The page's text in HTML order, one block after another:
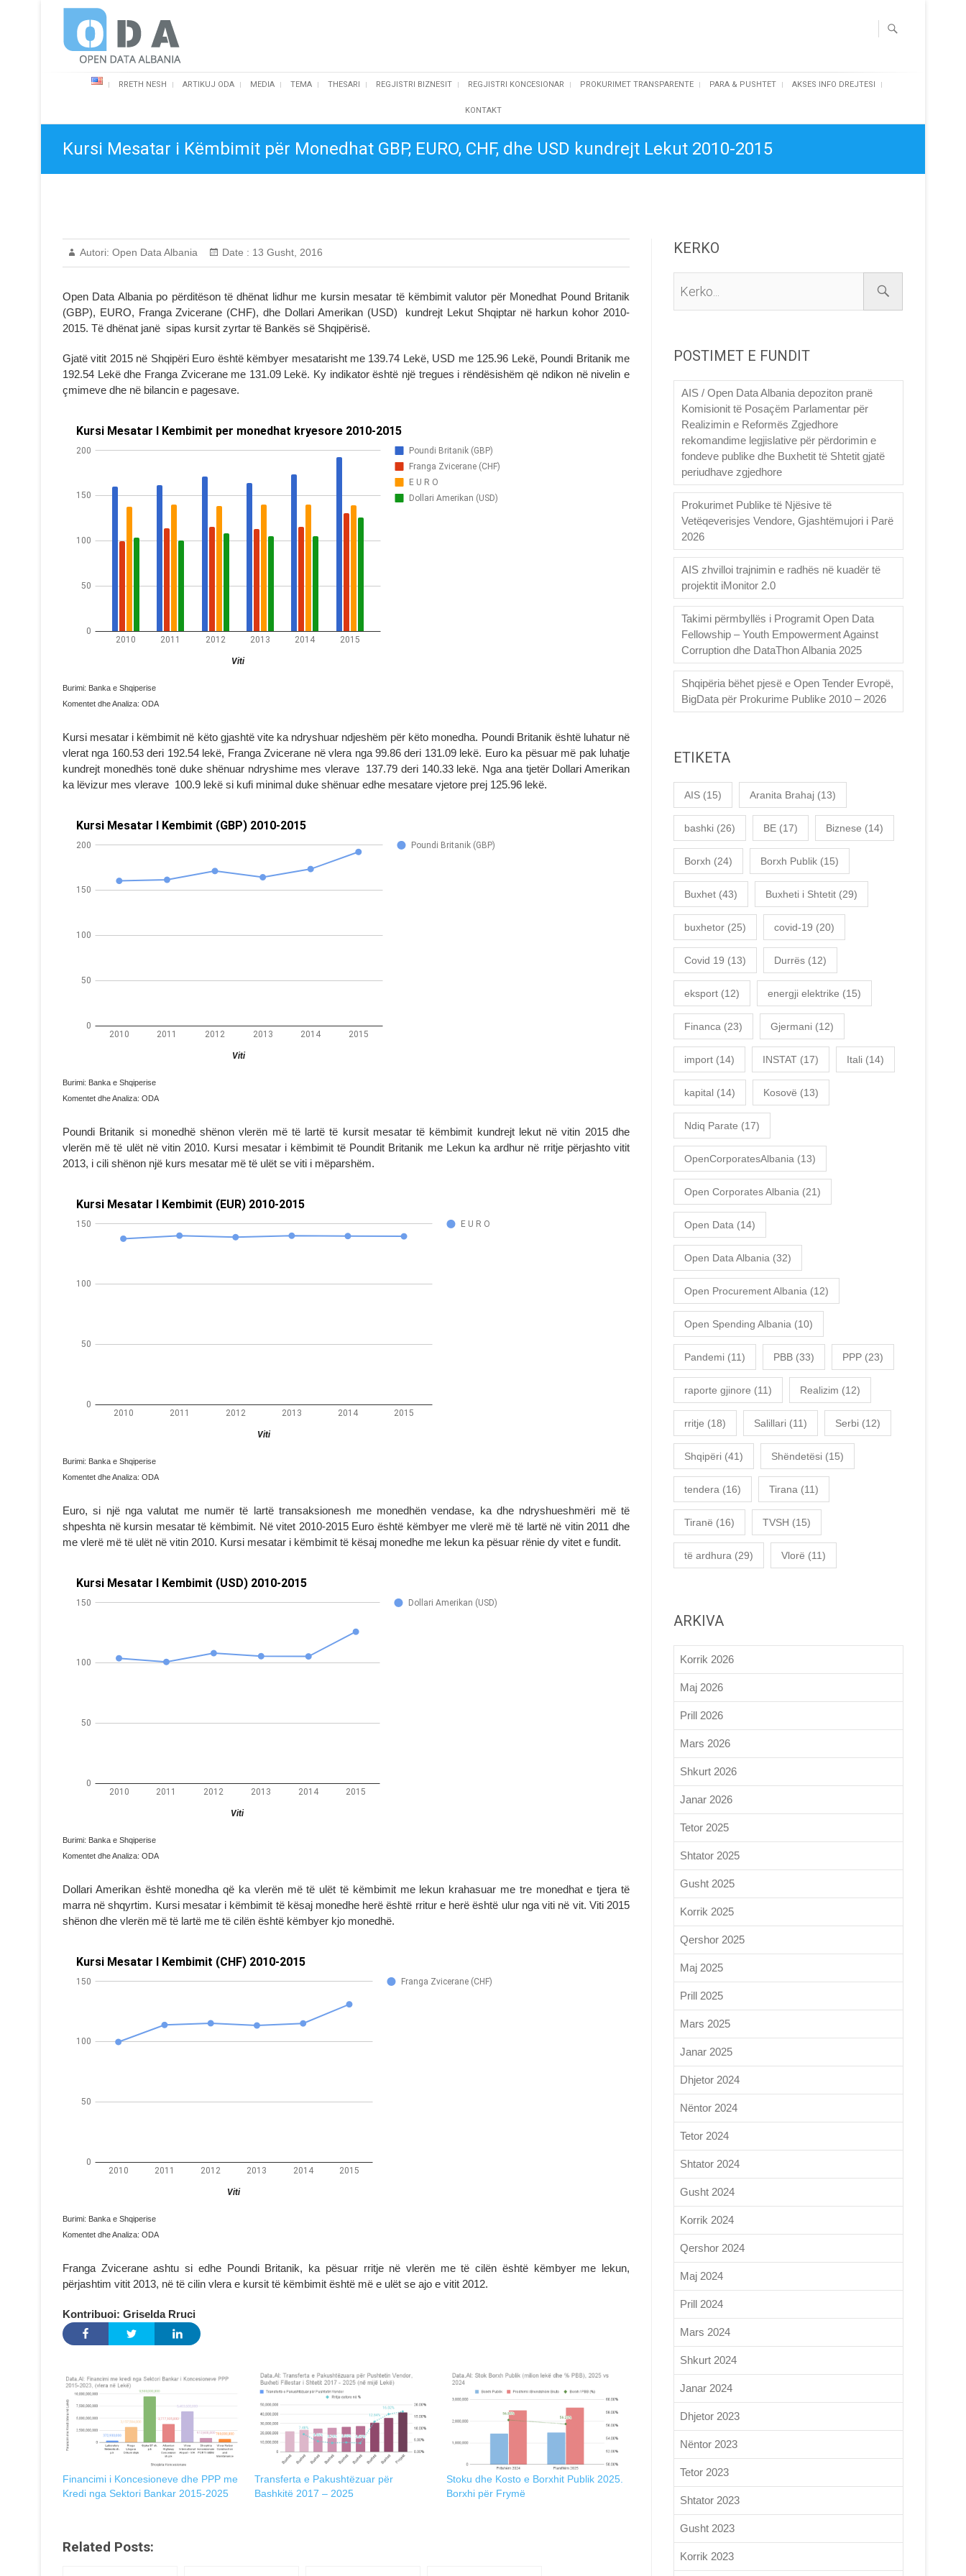
Open Data Albania
RRETH NESH ARTIKUJ ODA MEDIA TEMA THESARI REGJISTRI BIZNESIT REGJISTRI KONCESIONAR PROKURIMET TRANSPARENTE PARA & PUSHTET AKSES INFO DREJTESI
KONTAKT
Kursi Mesatar i Këmbimit për Monedhat GBP, EURO, CHF, dhe USD kundrejt Lekut 2010-2015
Autori: Open Data Albania Date : 13 Gusht, 2016
Open Data Albania po përditëson të dhënat lidhur me kursin mesatar të këmbimit valutor për Monedhat Pound Britanik
(GBP), EURO, Franga Zvicerane (CHF), dhe Dollari Amerikan (USD) kundrejt Lekut Shqiptar në harkun kohor 2010-
2015. Të dhënat janë sipas kursit zyrtar të Bankës së Shqipërisë.
Gjatë vitit 2015 në Shqipëri Euro është këmbyer mesatarisht me 139.74 Lekë, USD me 125.96 Lekë, Poundi Britanik me
192.54 Lekë dhe Franga Zvicerane me 131.09 Lekë. Ky indikator është një tregues i rëndësishëm që ndikon në nivelin e
çmimeve dhe në bilancin e pagesave.
Burimi: Banka e Shqiperise
Komentet dhe Analiza: ODA
Kursi mesatar i këmbimit në këto gjashtë vite ka ndryshuar ndjeshëm për këto monedha. Poundi Britanik është luhatur në
vlerat nga 160.53 deri 192.54 lekë, Franga Zvicerane në vlera nga 99.86 deri 131.09 lekë. Euro ka pësuar më pak luhatje
kundrejt monedhës tonë duke shënuar ndryshime mes vlerave 137.79 deri 140.33 lekë. Nga ana tjetër Dollari Amerikan
ka lëvizur mes vlerave 100.9 lekë si kufi minimal duke shënuar edhe mesatare vjetore prej 125.96 lekë.
Burimi: Banka e Shqiperise
Komentet dhe Analiza: ODA
Poundi Britanik si monedhë shënon vlerën më të lartë të kursit mesatar të këmbimit kundrejt lekut në vitin 2015 dhe
vlerën më të ulët në vitin 2010. Kursi mesatar i këmbimit të Poundit Britanik me Lekun ka ardhur në rritje përjashto vitit
2013, i cili shënon një kurs mesatar më të ulët se viti i mëparshëm.
Burimi: Banka e Shqiperise
Komentet dhe Analiza: ODA
Euro, si një nga valutat me numër të lartë transaksionesh me monedhën vendase, ka dhe ndryshueshmëri më të
shpeshta në kursin mesatar të këmbimit. Në vitet 2010-2015 Euro është këmbyer me vlerë më të lartë në vitin 2011 dhe
me vlerë më të ulët në vitin 2010. Kursi mesatar i këmbimit të kësaj monedhe me lekun ka pësuar rënie dy vitet e fundit.
Burimi: Banka e Shqiperise
Komentet dhe Analiza: ODA
Dollari Amerikan është monedha që ka vlerën më të ulët të këmbimit me lekun krahasuar me tre monedhat e tjera të
marra në shqyrtim. Kursi mesatar i këmbimit të kësaj monedhe herë është rritur e herë është ulur nga viti në vit. Viti 2015
shënon dhe vlerën më të lartë me të cilën është këmbyer kjo monedhë.
Burimi: Banka e Shqiperise
Komentet dhe Analiza: ODA
Franga Zvicerane ashtu si edhe Poundi Britanik, ka pësuar rritje në vlerën me të cilën është këmbyer me lekun,
përjashtim vitit 2013, në të cilin vlera e kursit të këmbimit është më e ulët se ajo e vitit 2012.
Kontribuoi: Griselda Rruci
Financimi i Koncesioneve dhe PPP me
Kredi nga Sektori Bankar 2015-2025
Transferta e Pakushtëzuar për
Bashkitë 2017 – 2025
Stoku dhe Kosto e Borxhit Publik 2025.
Borxhi për Frymë
Related Posts:
KERKO
POSTIMET E FUNDIT
AIS / Open Data Albania depoziton pranë
Komisionit të Posaçëm Parlamentar për
Realizimin e Reformës Zgjedhore
rekomandime legjislative për përdorimin e
fondeve publike dhe Buxhetit të Shtetit gjatë
periudhave zgjedhore
Prokurimet Publike të Njësive të
Vetëqeverisjes Vendore, Gjashtëmujori i Parë
2026
AIS zhvilloi trajnimin e radhës në kuadër të
projektit iMonitor 2.0
Takimi përmbyllës i Programit Open Data
Fellowship – Youth Empowerment Against
Corruption dhe DataThon Albania 2025
Shqipëria bëhet pjesë e Open Tender Evropë,
BigData për Prokurime Publike 2010 – 2026
ETIKETA
AIS (15) Aranita Brahaj (13)
bashki (26) BE (17) Biznese (14)
Borxh (24) Borxh Publik (15)
Buxhet (43) Buxheti i Shtetit (29)
buxhetor (25) covid-19 (20)
Covid 19 (13) Durrës (12)
eksport (12) energji elektrike (15)
Financa (23) Gjermani (12)
import (14) INSTAT (17) Itali (14)
kapital (14) Kosovë (13)
Ndiq Parate (17)
OpenCorporatesAlbania (13)
Open Corporates Albania (21)
Open Data (14)
Open Data Albania (32)
Open Procurement Albania (12)
Open Spending Albania (10)
Pandemi (11) PBB (33) PPP (23)
raporte gjinore (11) Realizim (12)
rritje (18) Salillari (11) Serbi (12)
Shqipëri (41) Shëndetësi (15)
tendera (16) Tirana (11)
Tiranë (16) TVSH (15)
të ardhura (29) Vlorë (11)
ARKIVA
Korrik 2026
Maj 2026
Prill 2026
Mars 2026
Shkurt 2026
Janar 2026
Tetor 2025
Shtator 2025
Gusht 2025
Korrik 2025
Qershor 2025
Maj 2025
Prill 2025
Mars 2025
Janar 2025
Dhjetor 2024
Nëntor 2024
Tetor 2024
Shtator 2024
Gusht 2024
Korrik 2024
Qershor 2024
Maj 2024
Prill 2024
Mars 2024
Shkurt 2024
Janar 2024
Dhjetor 2023
Nëntor 2023
Tetor 2023
Shtator 2023
Gusht 2023
Korrik 2023